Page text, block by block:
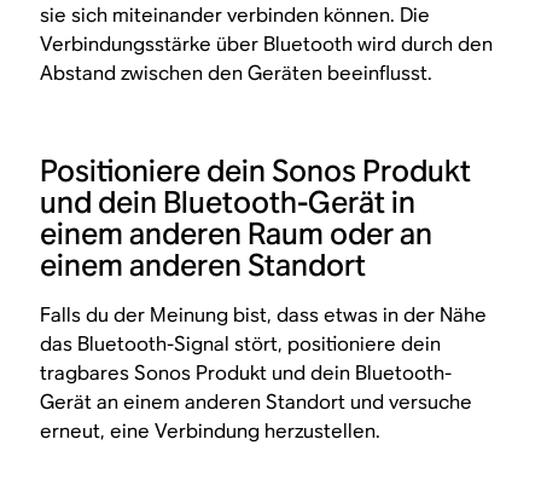
sie sich miteinander verbinden können. Die
Verbindungsstärke über Bluetooth wird durch den
Abstand zwischen den Geräten beeinflusst.
Positioniere dein Sonos Produkt
und dein Bluetooth-Gerät in
einem anderen Raum oder an
einem anderen Standort
Falls du der Meinung bist, dass etwas in der Nähe
das Bluetooth-Signal stört, positioniere dein
tragbares Sonos Produkt und dein Bluetooth-
Gerät an einem anderen Standort und versuche
erneut, eine Verbindung herzustellen.